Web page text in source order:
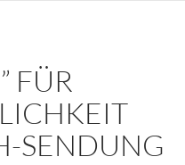
FÜR
SENDUNG